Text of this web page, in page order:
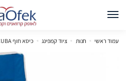
עמוד ראשי » חנות » ציוד קמפינג » כיסא חוף CUBA